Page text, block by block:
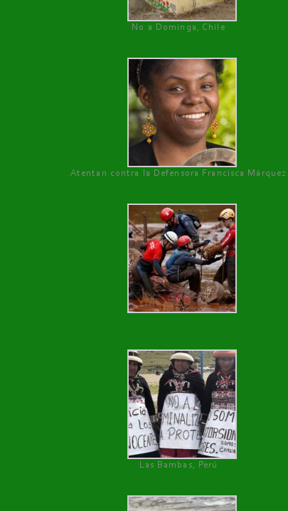
No a Dominga, Chile
Atentan contra la Defensora Francisca Márquez
Las Bambas, Perú